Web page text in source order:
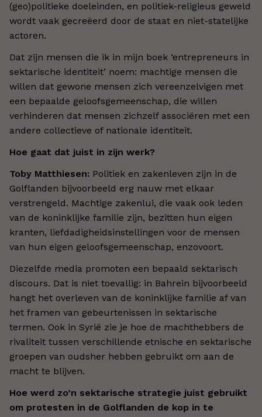
(geo)politieke doeleinden, en politiek-religieus geweld
wordt vaak gecreëerd door de staat en niet-statelijke
actoren.
Dat zijn mensen die ik in mijn boek ‘entrepreneurs in
sektarische identiteit’ noem: machtige mensen die
willen dat gewone mensen zich vereenzelvigen met
een bepaalde geloofsgemeenschap, die willen
verhinderen dat mensen zichzelf associëren met een
andere collectieve of nationale identiteit.
Hoe gaat dat juist in zijn werk?
Toby Matthiesen: Politiek en zakenleven zijn in de
Golflanden bijvoorbeeld erg nauw met elkaar
verstrengeld. Machtige zakenlui, die vaak ook leden
van de koninklijke familie zijn, bezitten hun eigen
kranten, liefdadigheidsinstellingen voor de mensen
van hun eigen geloofsgemeenschap, enzovoort.
Diezelfde media promoten een bepaald sektarisch
discours. Dat is niet toevallig: in Bahrein bijvoorbeeld
hangt het overleven van de koninklijke familie af van
het framen van gebeurtenissen in sektarische
termen. Ook in Syrië zie je hoe de machthebbers de
rivaliteit tussen verschillende etnische en sektarische
groepen van oudsher hebben gebruikt om aan de
macht te blijven.
Hoe werd zo’n sektarische strategie juist gebruikt
om protesten in de Golflanden de kop in te